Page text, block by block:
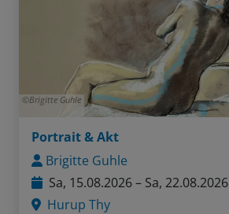
Brigitte Guhle
Portrait & Akt
Brigitte Guhle
Sa, 15.08.2026 – Sa, 22.08.2026
Hurup Thy